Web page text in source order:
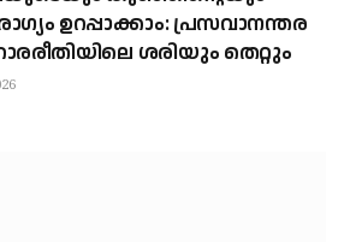
ഉറപ്പാക്കാം: പ്രസവാനന്തര
ശരിയും തെറ്റും